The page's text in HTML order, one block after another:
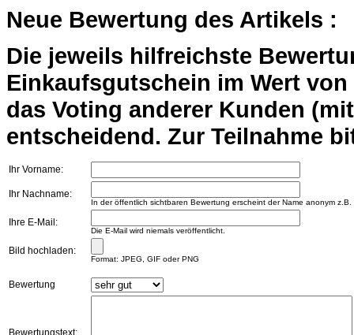
Neue Bewertung des Artikels :
Die jeweils hilfreichste
Einkaufsgutschein im Wert
das Voting anderer Kunden
entscheidend. Zur Teilnahme
Ihr Vorname:
Ihr Nachname:
In der öffentlich sichtbaren Bewertung erscheint der Name anonym
Ihre E-Mail:
Die E-Mail wird niemals veröffentlicht.
Bild hochladen:
Format: JPEG, GIF oder PNG
Bewertung
Bewertungstext: